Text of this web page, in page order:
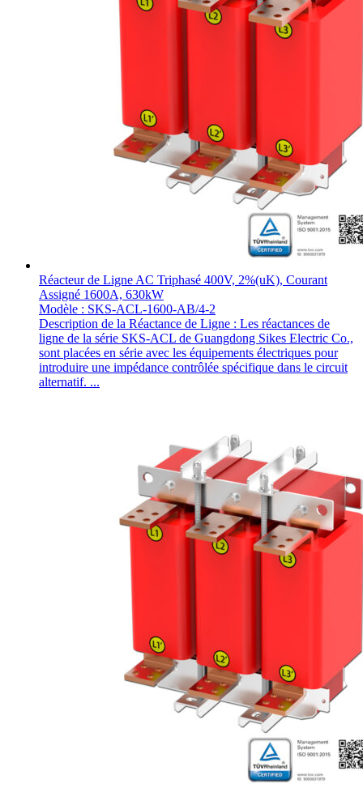
Réacteur de Ligne AC Triphasé 400V, 2%(uK), Courant
Assigné 1600A, 630kW
Modèle : SKS-ACL-1600-AB/4-2
Description de la Réactance de Ligne : Les réactances de
ligne de la série SKS-ACL de Guangdong Sikes Electric Co.,
sont placées en série avec les équipements électriques pour
introduire une impédance contrôlée spécifique dans le circuit
alternatif. ...